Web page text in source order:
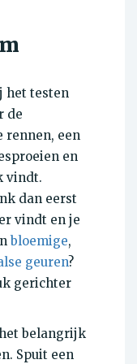
het testen
de
een
en
vindt.
dan eerst
vindt en je
bloemige,
geuren?
gerichter
belangrijk
Spuit een